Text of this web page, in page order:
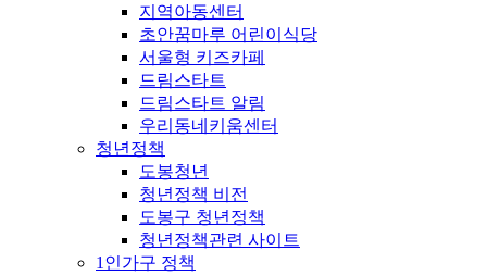
지역아동센터
초안꿈마루 어린이식당
서울형 키즈카페
드림스타트
드림스타트 알림
우리동네키움센터
청년정책
도봉청년
청년정책 비전
도봉구 청년정책
청년정책관련 사이트
1인가구 정책